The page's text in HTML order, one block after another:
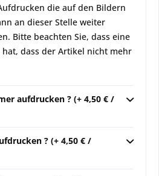
die auf den Bildern
an dieser Stelle weiter
Bitte beachten Sie, dass eine
hat, dass der Artikel nicht mehr
aufdrucken ? (+ 4,50 € /
? (+ 4,50 € /